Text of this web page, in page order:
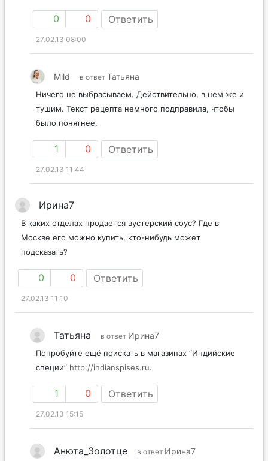
0 0 Ответить
27.02.13 08:00
Mild в ответ Татьяна
Ничего не выбрасываем. Действительно, в нем же и
тушим. Текст рецепта немного подправила, чтобы
было понятнее.
1 0 Ответить
27.02.13 11:44
Ирина7
В каких отделах продается вустерский соус? Где в
Москве его можно купить, кто-нибудь может
подсказать?
0 0 Ответить
27.02.13 11:10
Татьяна в ответ Ирина7
Попробуйте ещё поискать в магазинах “Индийские
специи” http://indianspises.ru.
1 0 Ответить
27.02.13 15:15
Анюта_Золотце в ответ Ирина7